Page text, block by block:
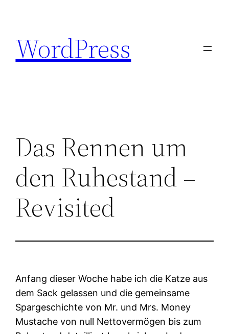
springen
WordPress
Das Rennen um
den Ruhestand –
Revisited
Anfang dieser Woche habe ich die Katze aus
dem Sack gelassen und die gemeinsame
Spargeschichte von Mr. und Mrs. Money
Mustache von null Nettovermögen bis zum